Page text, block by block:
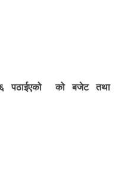
पठाईएको को बजेट तथा